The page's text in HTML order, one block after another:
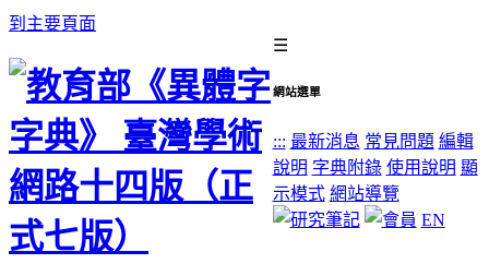
到主要頁面
☰
網站選單
::: 最新消息 常見問題 編輯
說明 字典附錄 使用說明 顯
示模式 網站導覽
EN